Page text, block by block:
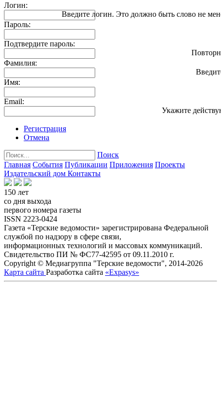
Логин:
Введите логин. Это должно быть слово не
Пароль:
Подтвердите пароль:
Фамилия:
Имя:
Email:
Укажите
Регистрация
Отмена
Поиск
Главная События Публикации Приложения Проекты
Издательский дом Контакты
150 лет
со дня выхода
первого номера газеты
ISSN 2223-0424
Газета «Терские ведомости» зарегистрирована Федеральной
службой по надзору в сфере связи,
информационных технологий и массовых коммуникаций.
Свидетельство ПИ № ФС77-42595 от 09.11.2010 г.
Copyright © Медиагруппа "Терские ведомости", 2014-2026
Карта сайта Разработка сайта «Expasys»